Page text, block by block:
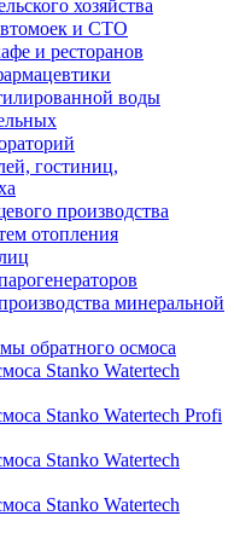
хозяйства
и СТО
и ресторанов
воды
гостиниц,
производства
отопления
минеральной
обратного осмоса
Stanko Watertech
Stanko Watertech Profi
Stanko Watertech
Stanko Watertech